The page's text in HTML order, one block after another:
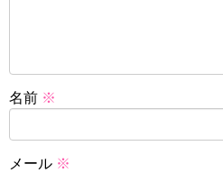
名前 ※
メール ※